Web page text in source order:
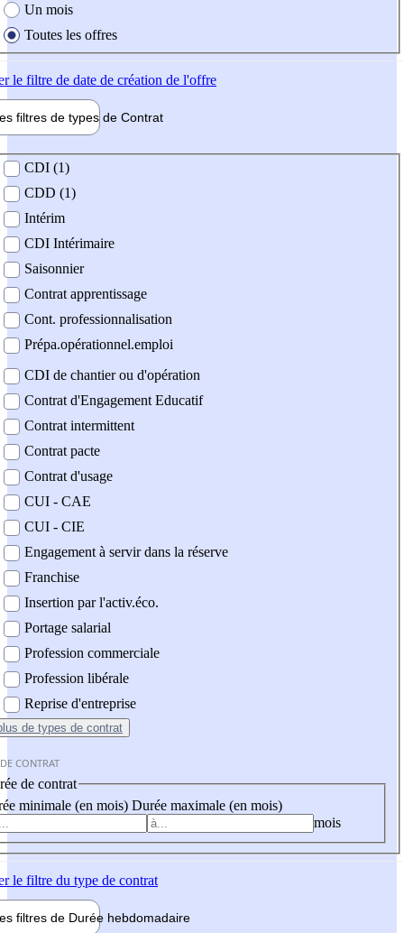
Un mois
Toutes les offres
le filtre de date de création de l'offre
filtres de types de Contrat
contrat
CDI (1)
CDD (1)
Intérim
CDI Intérimaire
Saisonnier
Contrat apprentissage
Cont. professionnalisation
Prépa.opérationnel.emploi
CDI de chantier ou d'opération
Contrat d'Engagement Educatif
Contrat intermittent
Contrat pacte
Contrat d'usage
CUI - CAE
CUI - CIE
Engagement à servir dans la réserve
Franchise
Insertion par l'activ.éco.
Portage salarial
Profession commerciale
Profession libérale
Reprise d'entreprise
de types de contrat
CONTRAT
de contrat
minimale (en mois) Durée maximale (en mois)
mois
le filtre du type de contrat
filtres de Durée hebdomadaire